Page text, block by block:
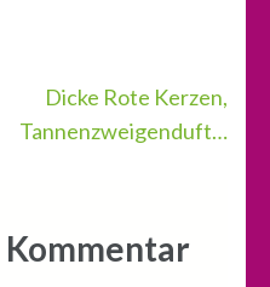
Dicke Rote Kerzen,
Tannenzweigenduft…